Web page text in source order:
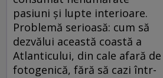
pasiuni și lupte interioare.
Problemă serioasă: cum să
dezvălui această coastă a
Atlanticului, din cale afară de
fotogenică, fără să cazi într-